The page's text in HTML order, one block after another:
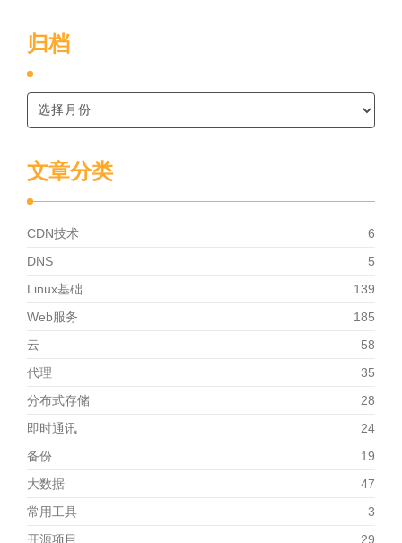
归档
文章分类
CDN技术
6
DNS
5
Linux基础
139
Web服务
185
云
58
代理
35
分布式存储
28
即时通讯
24
备份
19
大数据
47
常用工具
3
开源项目
29